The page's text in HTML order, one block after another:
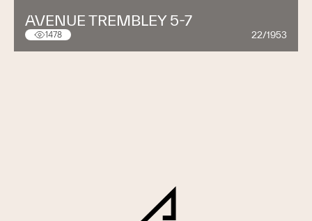
AVENUE TREMBLEY 5-7
1478 22/1953